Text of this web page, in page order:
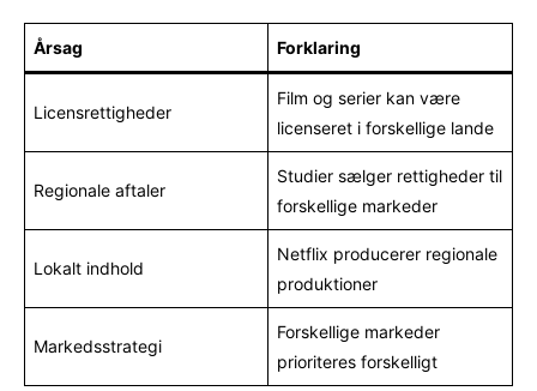
Årsag Forklaring
Licensrettigheder
Film og serier kan være
licenseret i forskellige lande
Regionale aftaler
Studier sælger rettigheder til
forskellige markeder
Lokalt indhold
Netflix producerer regionale
produktioner
Markedsstrategi
Forskellige markeder
prioriteres forskelligt